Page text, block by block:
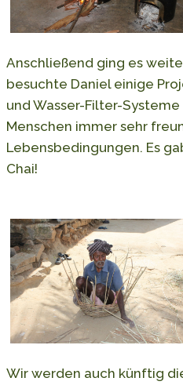
Anschließend ging es
besuchte Daniel einige
und Wasser-Filter-
Menschen immer sehr
Lebensbedingungen. Es
Chai!
Wir werden auch künftig